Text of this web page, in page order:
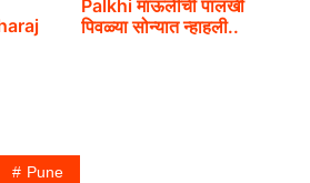
Palkhi माऊलींची पालखी
पिवळ्या सोन्यात न्हाहली..
Pune